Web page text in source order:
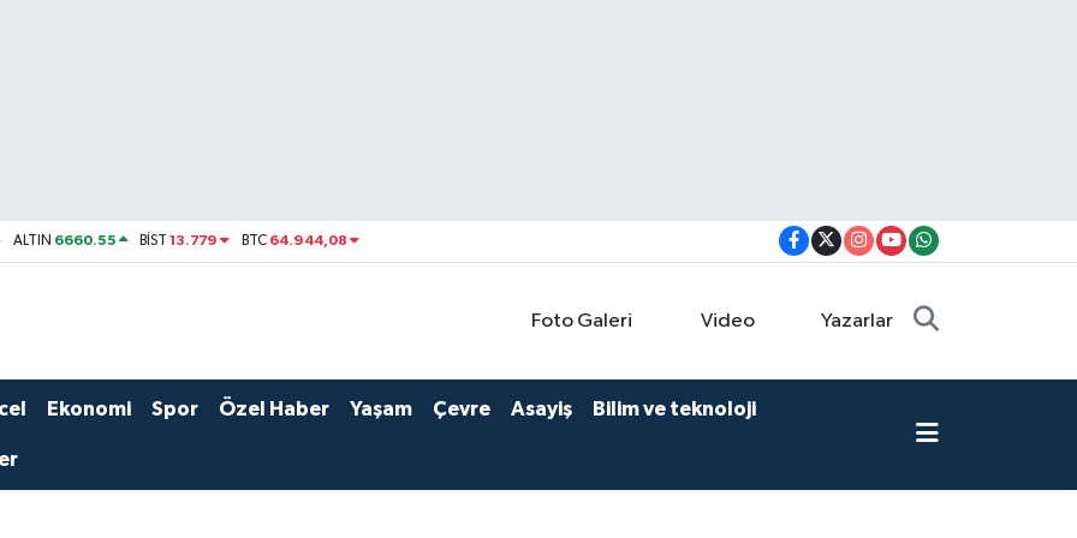
ALTIN 6660.55 BİST13.779 BTC 64.944,08
Foto Galeri Video Yazarlar
Ekonomi Spor Özel Haber Yaşam Çevre Asayiş Bilim ve teknoloji